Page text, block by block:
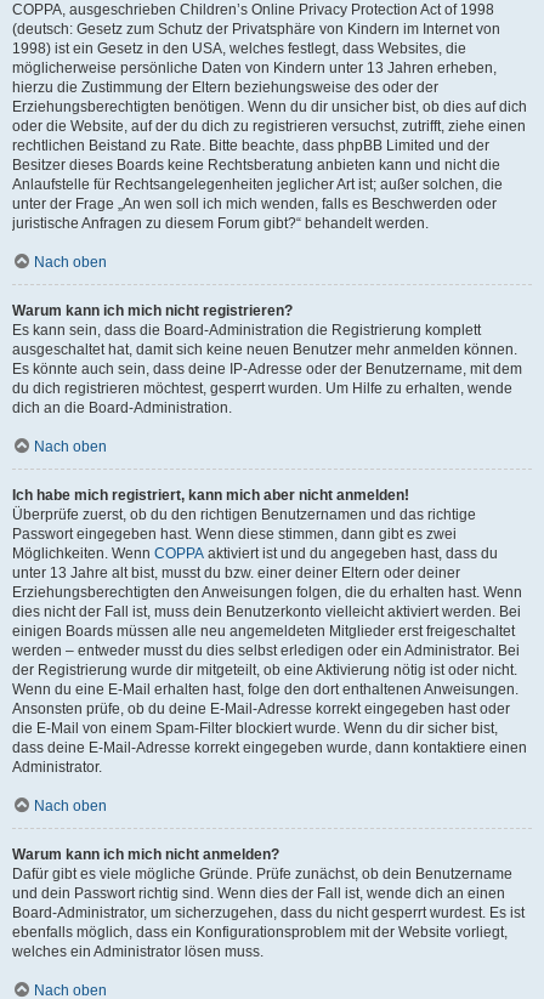
COPPA, ausgeschrieben Children’s Online Privacy Protection Act of 1998
(deutsch: Gesetz zum Schutz der Privatsphäre von Kindern im Internet von
1998) ist ein Gesetz in den USA, welches festlegt, dass Websites, die
möglicherweise persönliche Daten von Kindern unter 13 Jahren erheben,
hierzu die Zustimmung der Eltern beziehungsweise des oder der
Erziehungsberechtigten benötigen. Wenn du dir unsicher bist, ob dies auf dich
oder die Website, auf der du dich zu registrieren versuchst, zutrifft, ziehe einen
rechtlichen Beistand zu Rate. Bitte beachte, dass phpBB Limited und der
Besitzer dieses Boards keine Rechtsberatung anbieten kann und nicht die
Anlaufstelle für Rechtsangelegenheiten jeglicher Art ist; außer solchen, die
unter der Frage „An wen soll ich mich wenden, falls es Beschwerden oder
juristische Anfragen zu diesem Forum gibt?“ behandelt werden.
Nach oben
Warum kann ich mich nicht registrieren?
Es kann sein, dass die Board-Administration die Registrierung komplett
ausgeschaltet hat, damit sich keine neuen Benutzer mehr anmelden können.
Es könnte auch sein, dass deine IP-Adresse oder der Benutzername, mit dem
du dich registrieren möchtest, gesperrt wurden. Um Hilfe zu erhalten, wende
dich an die Board-Administration.
Nach oben
Ich habe mich registriert, kann mich aber nicht anmelden!
Überprüfe zuerst, ob du den richtigen Benutzernamen und das richtige
Passwort eingegeben hast. Wenn diese stimmen, dann gibt es zwei
Möglichkeiten. Wenn COPPA aktiviert ist und du angegeben hast, dass du
unter 13 Jahre alt bist, musst du bzw. einer deiner Eltern oder deiner
Erziehungsberechtigten den Anweisungen folgen, die du erhalten hast. Wenn
dies nicht der Fall ist, muss dein Benutzerkonto vielleicht aktiviert werden. Bei
einigen Boards müssen alle neu angemeldeten Mitglieder erst freigeschaltet
werden – entweder musst du dies selbst erledigen oder ein Administrator. Bei
der Registrierung wurde dir mitgeteilt, ob eine Aktivierung nötig ist oder nicht.
Wenn du eine E-Mail erhalten hast, folge den dort enthaltenen Anweisungen.
Ansonsten prüfe, ob du deine E-Mail-Adresse korrekt eingegeben hast oder
die E-Mail von einem Spam-Filter blockiert wurde. Wenn du dir sicher bist,
dass deine E-Mail-Adresse korrekt eingegeben wurde, dann kontaktiere einen
Administrator.
Nach oben
Warum kann ich mich nicht anmelden?
Dafür gibt es viele mögliche Gründe. Prüfe zunächst, ob dein Benutzername
und dein Passwort richtig sind. Wenn dies der Fall ist, wende dich an einen
Board-Administrator, um sicherzugehen, dass du nicht gesperrt wurdest. Es ist
ebenfalls möglich, dass ein Konfigurationsproblem mit der Website vorliegt,
welches ein Administrator lösen muss.
Nach oben